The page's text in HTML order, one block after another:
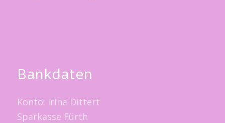
Bankdaten
Konto: Irina Dittert
Sparkasse Fürth